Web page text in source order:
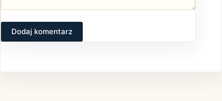
Dodaj komentarz